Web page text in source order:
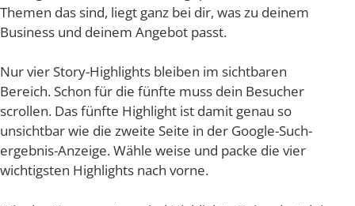
The­men das sind, liegt ganz bei dir, was zu dei­nem
Busi­ness und dei­nem Ange­bot passt.
Nur vier Sto­ry-High­lights blei­ben im sicht­ba­ren
Bereich. Schon für die fünf­te muss dein Besu­cher
scrol­len. Das fünf­te High­light ist damit genau so
unsicht­bar wie die zwei­te Sei­te in der Goog­le-Such­
ergeb­nis-Anzei­ge. Wäh­le wei­se und packe die vier
wich­tigs­ten High­lights nach vorne.